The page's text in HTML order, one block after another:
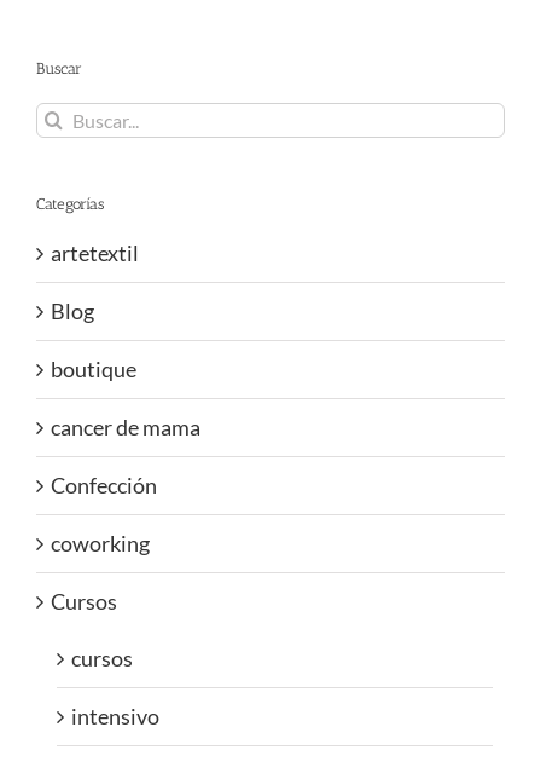
Buscar
Buscar:
Categorías
artetextil
Blog
boutique
cancer de mama
Confección
coworking
Cursos
cursos
intensivo